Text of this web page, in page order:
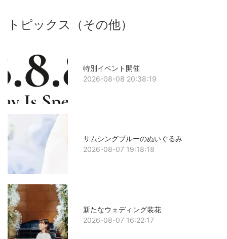
トピックス（その他）
特別イベント開催
2026-08-08 20:38:19
サムシングブルーのぬいぐるみ
2026-08-07 19:18:18
新たなウェディング装花
2026-08-07 16:22:17